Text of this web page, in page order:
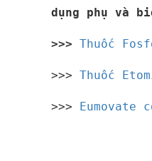
dụng phụ và
>>> Thuốc
>>> Thuốc
>>> Eumovate